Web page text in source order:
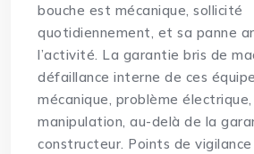
bouche est mécanique, sollicité
quotidiennement, et sa panne
l’activité. La garantie bris de
défaillance interne de ces
mécanique, problème
manipulation, au-delà de la
constructeur. Points de